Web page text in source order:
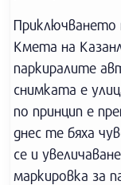
Приключването
Кмета на
паркиралите
снимката е
по принцип е
днес те бяха
се и
маркировка за